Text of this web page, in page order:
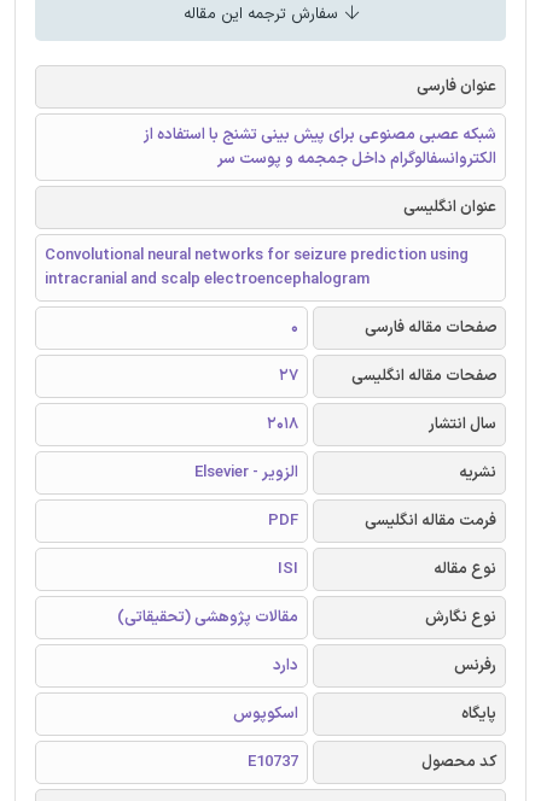
سفارش ترجمه این مقاله
عنوان فارسی
شبکه عصبی مصنوعی برای پیش بینی تشنج با استفاده از
الکتروانسفالوگرام داخل جمجمه و پوست سر
عنوان انگلیسی
Convolutional neural networks for seizure prediction using
intracranial and scalp electroencephalogram
صفحات مقاله فارسی
0
صفحات مقاله انگلیسی
27
سال انتشار
2018
نشریه
الزویر - Elsevier
فرمت مقاله انگلیسی
PDF
نوع مقاله
ISI
نوع نگارش
مقالات پژوهشی (تحقیقاتی)
رفرنس
دارد
پایگاه
اسکوپوس
کد محصول
E10737